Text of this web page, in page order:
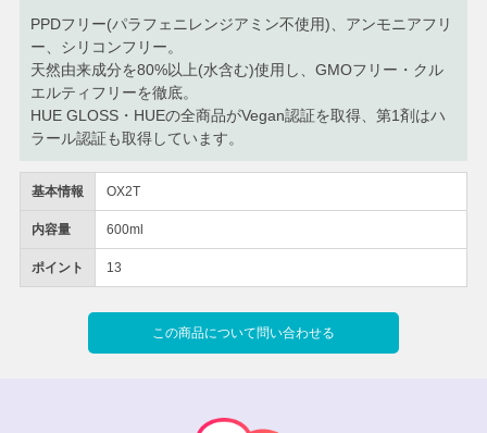
基本情報 OX2T
内容量 600ml
ポイント 13
この商品について問い合わせる
PPDフリー(パラフェニレンジアミン不使用)、アンモニアフリ
ー、シリコンフリー。
天然由来成分を80%以上(水含む)使用し、GMOフリー・クル
エルティフリーを徹底。
HUE GLOSS・HUEの全商品がVegan認証を取得、第1剤はハ
ラール認証も取得しています。